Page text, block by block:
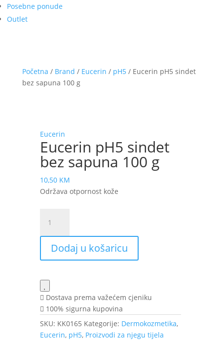
Posebne ponude
Outlet
Početna / Brand / Eucerin / pH5/ Eucerin pH5 sindet
bez sapuna 100 g
Eucerin
Eucerin pH5 sindet
bez sapuna 100 g
10,50 KM
Održava otpornost kože
pH5
sindet
sapuna
g
količina
Dodaj u košaricu
Dostava prema važećem cjeniku
100% sigurna kupovina
SKU: KK0165 Kategorije: Dermokozmetika,
Eucerin, pH5, Proizvodi za njegu tijela